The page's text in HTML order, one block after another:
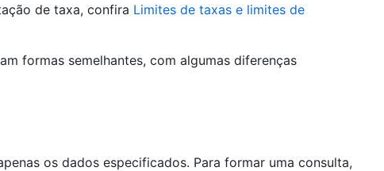
de taxa, confira Limites de taxas e limites de
formas semelhantes, com algumas diferenças
os dados especificados. Para formar uma consulta,